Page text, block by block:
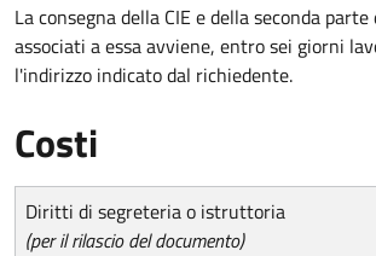
La consegna della CIE e della seconda
associati a essa avviene, entro sei giorni
l'indirizzo indicato dal richiedente.
Costi
Diritti di segreteria o istruttoria
(per il rilascio del documento)